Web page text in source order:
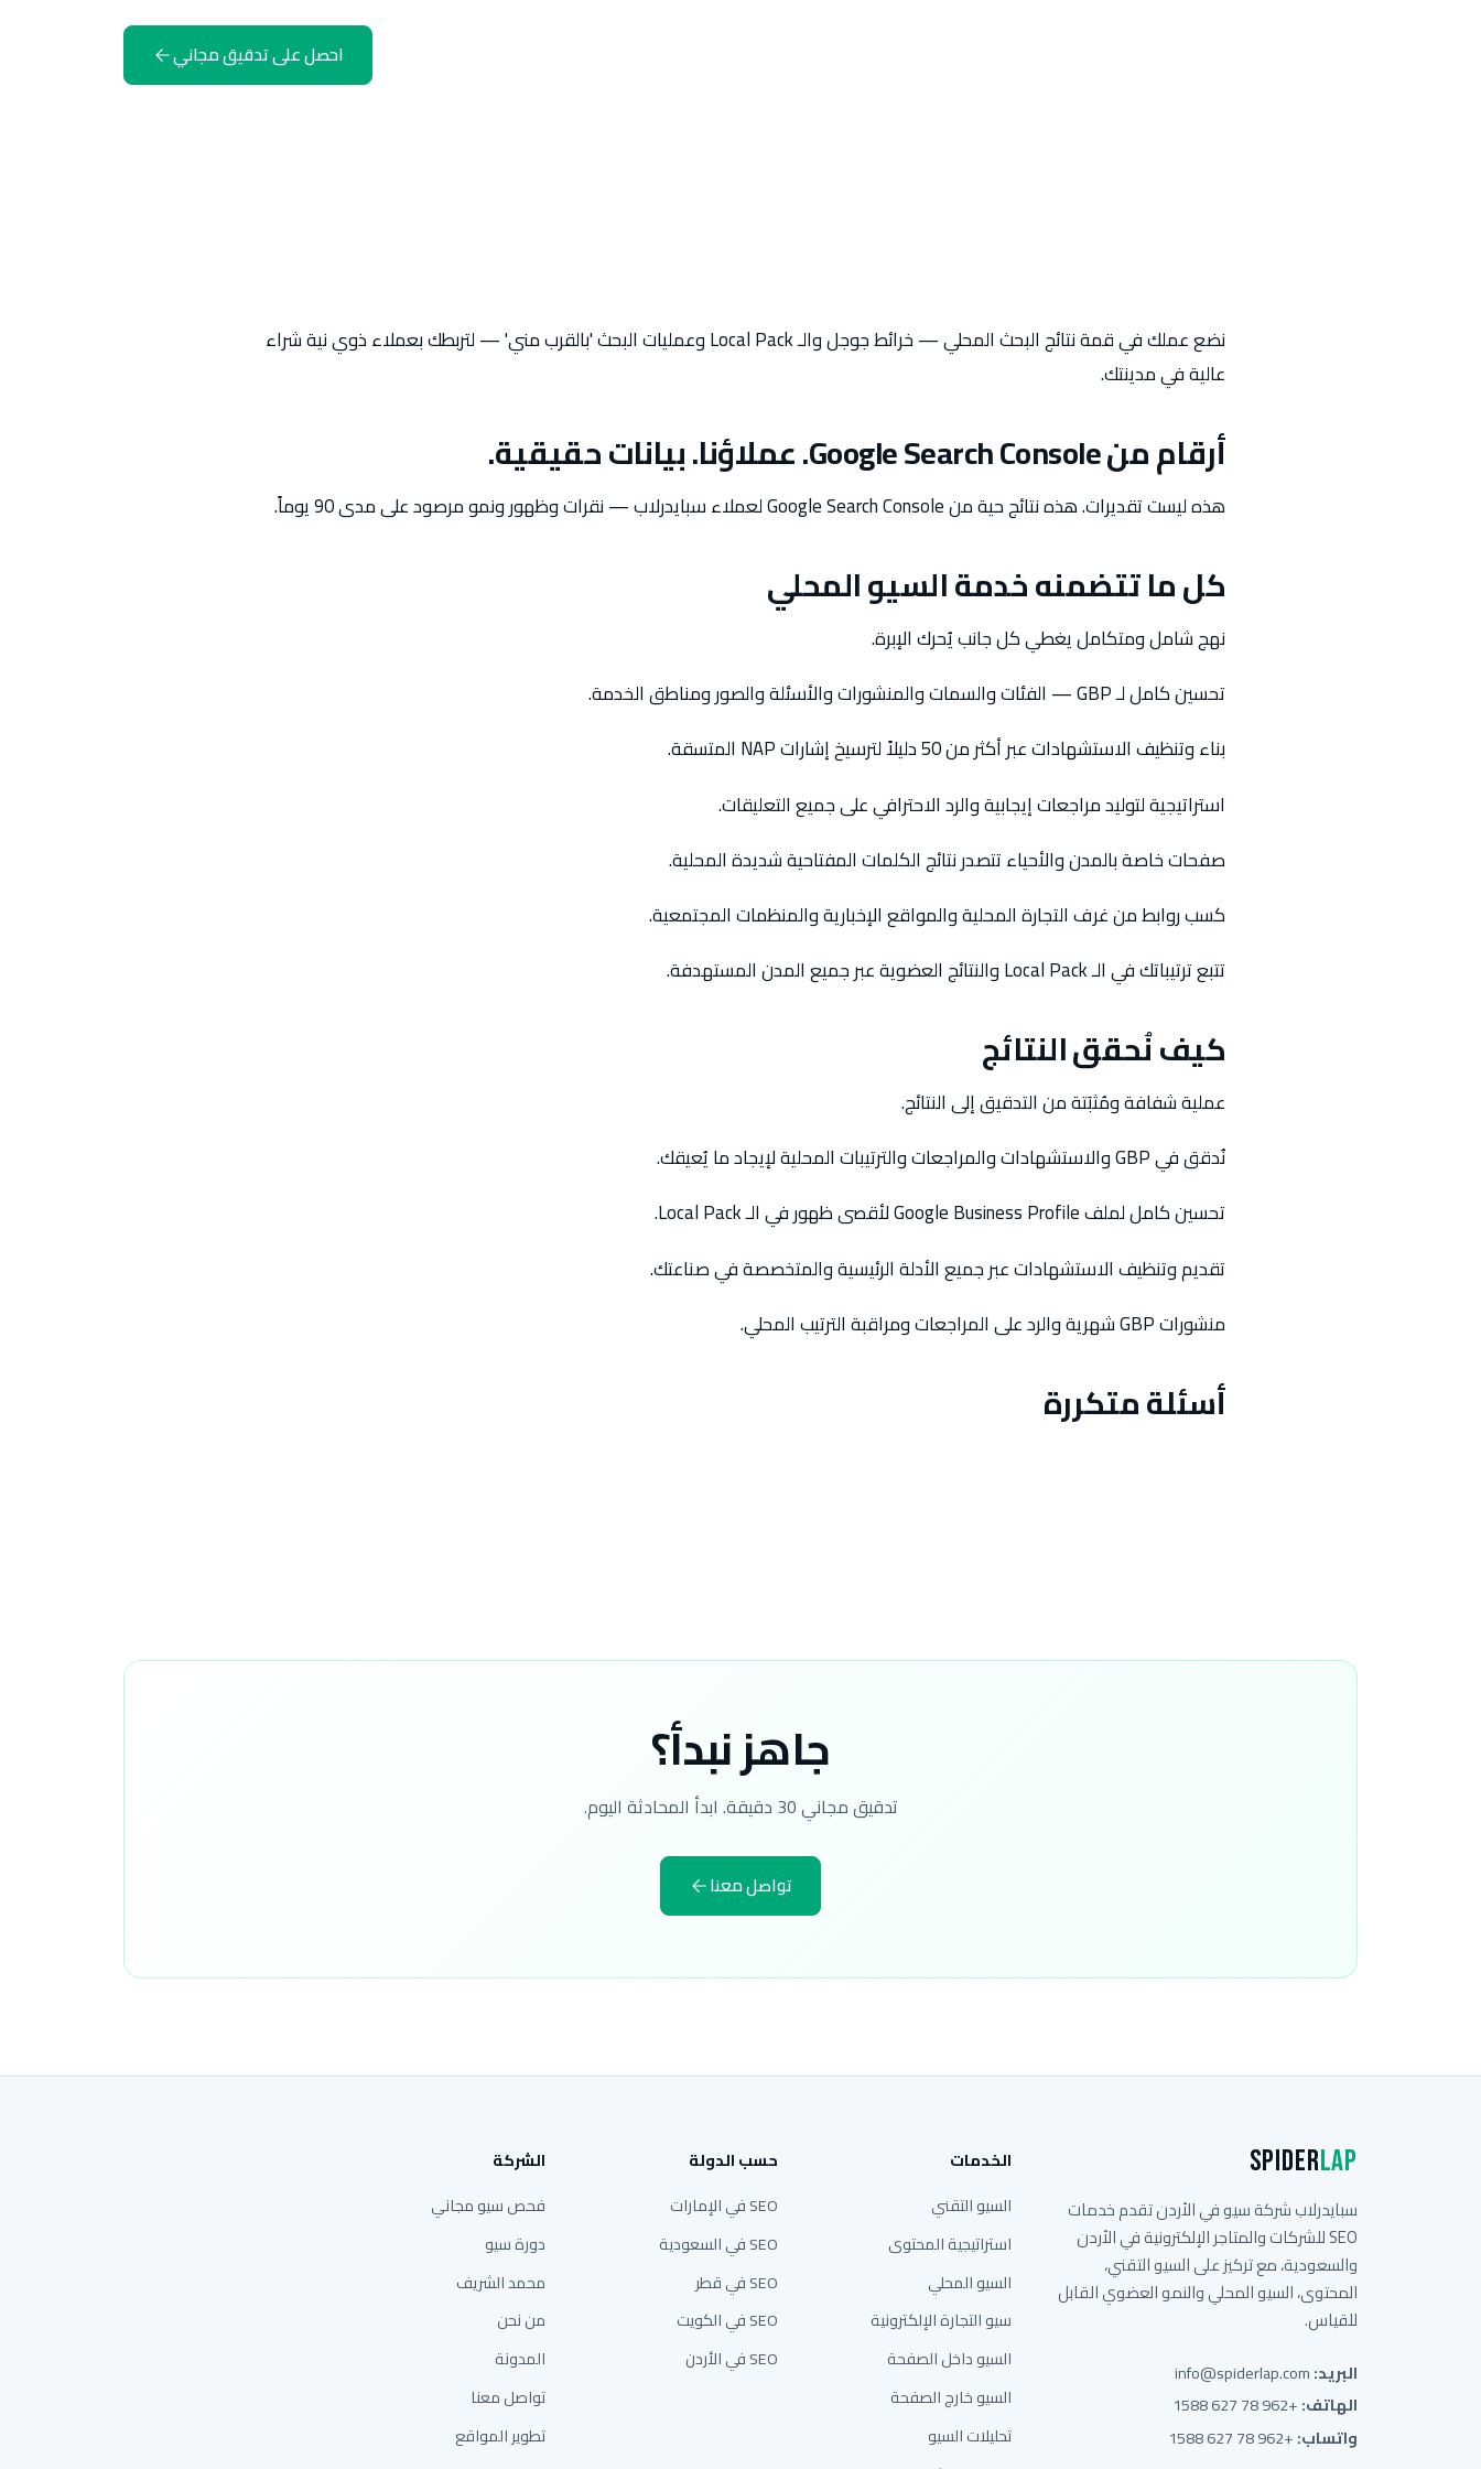
احصل على تدقيق مجاني
نضع عملك في قمة نتائج البحث المحلي — خرائط جوجل والـ Local Pack وعمليات البحث 'بالقرب مني' — لتربطك بعملاء ذوي نية شراء
عالية في مدينتك.
أرقام من Google Search Console. عملاؤنا. بيانات حقيقية.
هذه ليست تقديرات. هذه نتائج حية من Google Search Console لعملاء سبايدرلاب — نقرات وظهور ونمو مرصود على مدى 90 يوماً.
كل ما تتضمنه خدمة السيو المحلي
نهج شامل ومتكامل يغطي كل جانب يُحرك الإبرة.
تحسين كامل لـ GBP — الفئات والسمات والمنشورات والأسئلة والصور ومناطق الخدمة.
بناء وتنظيف الاستشهادات عبر أكثر من 50 دليلاً لترسيخ إشارات NAP المتسقة.
استراتيجية لتوليد مراجعات إيجابية والرد الاحترافي على جميع التعليقات.
صفحات خاصة بالمدن والأحياء تتصدر نتائج الكلمات المفتاحية شديدة المحلية.
كسب روابط من غرف التجارة المحلية والمواقع الإخبارية والمنظمات المجتمعية.
تتبع ترتيباتك في الـ Local Pack والنتائج العضوية عبر جميع المدن المستهدفة.
كيف نُحقق النتائج
عملية شفافة ومُثبَتة من التدقيق إلى النتائج.
نُدقق في GBP والاستشهادات والمراجعات والترتيبات المحلية لإيجاد ما يُعيقك.
تحسين كامل لملف Google Business Profile لأقصى ظهور في الـ Local Pack.
تقديم وتنظيف الاستشهادات عبر جميع الأدلة الرئيسية والمتخصصة في صناعتك.
منشورات GBP شهرية والرد على المراجعات ومراقبة الترتيب المحلي.
أسئلة متكررة
جاهز نبدأ؟
تدقيق مجاني 30 دقيقة. ابدأ المحادثة اليوم.
تواصل معنا
SpiderLap
سبايدرلاب شركة سيو في الأردن تقدم خدمات
SEO للشركات والمتاجر الإلكترونية في الأردن
والسعودية، مع تركيز على السيو التقني،
المحتوى، السيو المحلي والنمو العضوي القابل
للقياس.
البريد:info@spiderlap.com
الهاتف:+962 78 627 1588
واتساب:+962 78 627 1588
الخدمات
السيو التقني
استراتيجية المحتوى
السيو المحلي
سيو التجارة الإلكترونية
السيو داخل الصفحة
السيو خارج الصفحة
تحليلات السيو
حسب الدولة
SEO في الإمارات
SEO في السعودية
SEO في قطر
SEO في الكويت
SEO في الأردن
الشركة
فحص سيو مجاني
دورة سيو
محمد الشريف
من نحن
المدونة
تواصل معنا
تطوير المواقع